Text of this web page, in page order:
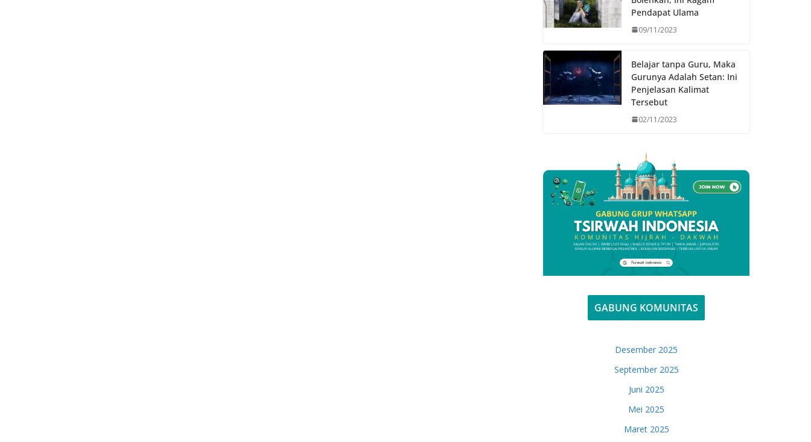
Pendapat Ulama
09/11/2023
Belajar tanpa Guru, Maka
Gurunya Adalah Setan: Ini
Penjelasan Kalimat
Tersebut
02/11/2023
GABUNG KOMUNITAS
Desember 2025
September 2025
Juni 2025
Mei 2025
Maret 2025